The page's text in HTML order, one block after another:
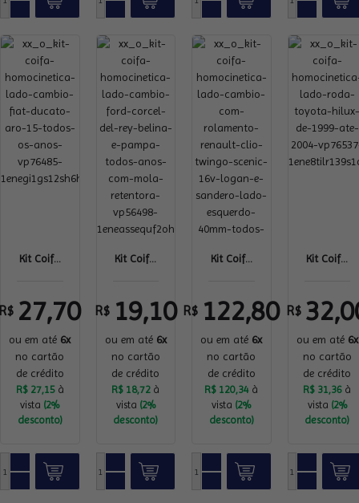
Kit Coif...
27,70
ou em até 6x
no cartão
de crédito
R$ 27,15à
vista (2%
desconto)
Kit Coif...
R$ 19,10
ou em até 6x
no cartão
de crédito
R$ 18,72 à
vista (2%
desconto)
Kit Coif...
R$ 122,80
ou em até 6x
no cartão
de crédito
R$ 120,34 à
vista (2%
desconto)
Kit Coif...
R$
ou em até 6x
no cartão
de crédito
R$ 31,36 à
vista (2%
desconto)